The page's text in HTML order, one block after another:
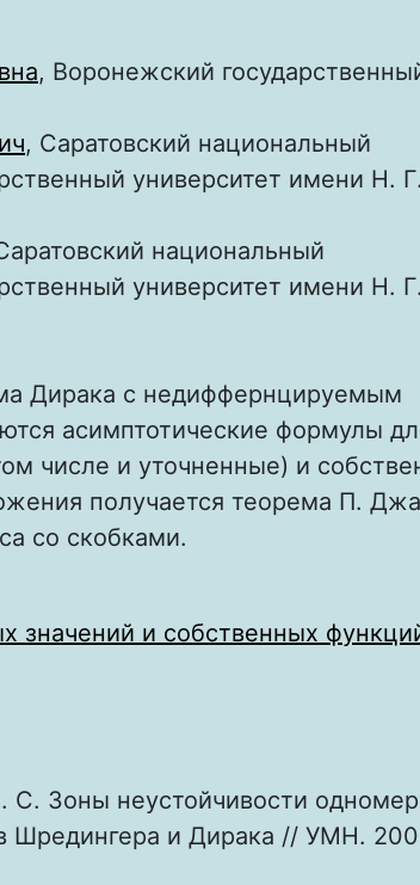
, Воронежский
, Саратовский национальный
университет имени Н. Г.
национальный
университет имени Н. Г.
Дирака с недиффернцируемым
асимптотические формулы
числе и уточненные) и
получается теорема П.
со скобками.
значений и собственных
Зоны неустойчивости
Шредингера и Дирака // УМН.